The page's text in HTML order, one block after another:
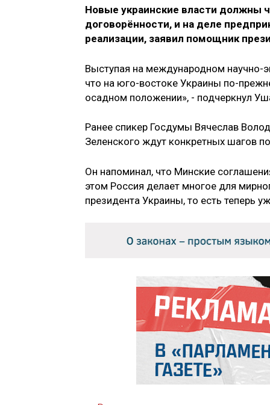
Новые украинские власти должны
договорённости, и на деле
реализации, заявил помощник
Выступая на международном научно-
что на юго-востоке Украины по-
осадном положении», - подчеркнул
Ранее спикер Госдумы Вячеслав
Зеленского ждут конкретных шагов
Он напоминал, что Минские
этом Россия делает многое для
президента Украины, то есть теперь